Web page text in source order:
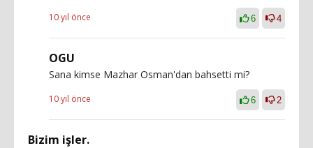
10 yıl önce 6 4
OGU
Sana kimse Mazhar Osman'dan bahsetti mi?
10 yıl önce 6 2
Bizim işler.